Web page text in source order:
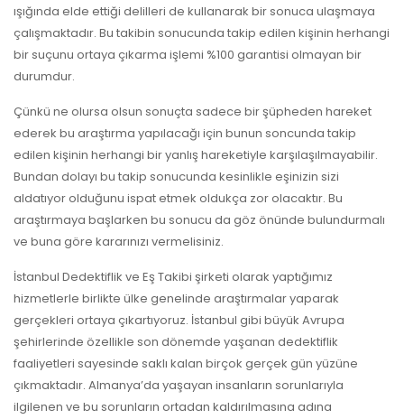
ışığında elde ettiği delilleri de kullanarak bir sonuca ulaşmaya
çalışmaktadır. Bu takibin sonucunda takip edilen kişinin herhangi
bir suçunu ortaya çıkarma işlemi %100 garantisi olmayan bir
durumdur.
Çünkü ne olursa olsun sonuçta sadece bir şüpheden hareket
ederek bu araştırma yapılacağı için bunun soncunda takip
edilen kişinin herhangi bir yanlış hareketiyle karşılaşılmayabilir.
Bundan dolayı bu takip sonucunda kesinlikle eşinizin sizi
aldatıyor olduğunu ispat etmek oldukça zor olacaktır. Bu
araştırmaya başlarken bu sonucu da göz önünde bulundurmalı
ve buna göre kararınızı vermelisiniz.
İstanbul Dedektiflik ve Eş Takibi şirketi olarak yaptığımız
hizmetlerle birlikte ülke genelinde araştırmalar yaparak
gerçekleri ortaya çıkartıyoruz. İstanbul gibi büyük Avrupa
şehirlerinde özellikle son dönemde yaşanan dedektiflik
faaliyetleri sayesinde saklı kalan birçok gerçek gün yüzüne
çıkmaktadır. Almanya’da yaşayan insanların sorunlarıyla
ilgilenen ve bu sorunların ortadan kaldırılmasına adına